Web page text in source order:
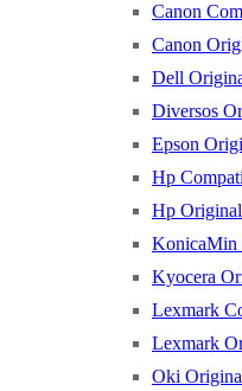
Canon
Canon
Dell
Diversos
Epson
Hp
Hp Original
KonicaMin
Kyocera
Lexmark
Lexmark
Oki